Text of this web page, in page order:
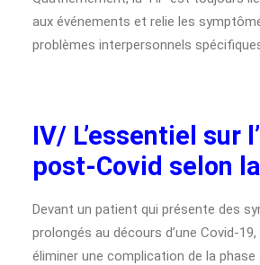
aux événements et relie les
problèmes interpersonnels
IV/ L’essentiel sur
post-Covid selon
Devant un patient qui présente des
prolongés au décours d’une Covid-
éliminer une complication de la phase